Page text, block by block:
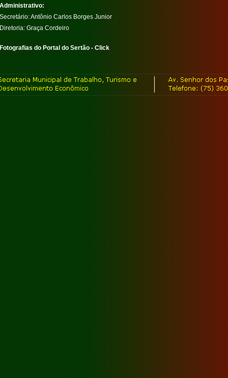
Administrativo:
Secretário: Antônio Carlos Borges Junior
Diretoria: Graça Cordeiro
Fotografias do Portal do Sertão - Click